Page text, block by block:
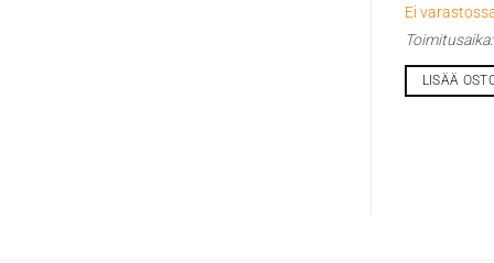
Ei
Toimitusaika:
LISÄÄ